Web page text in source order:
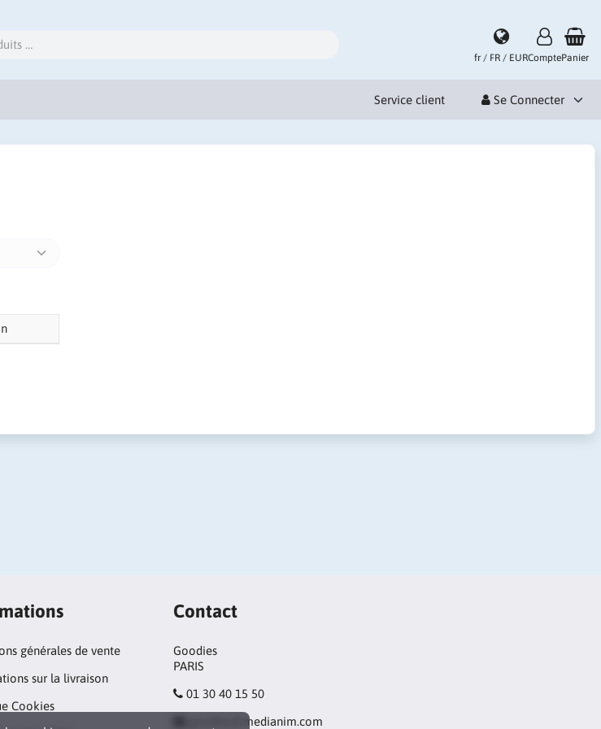
fr / FR / EURComptePanier
Service client Se Connecter
générales de vente
sur la livraison
Cookies
Contact
Goodies
PARIS
01 30 40 15 50
goodies@medianim.com